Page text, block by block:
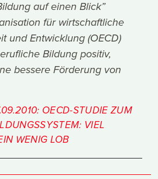
auf einen Blick”
für wirtschaftliche
und Entwicklung (OECD)
Bildung positiv,
bessere Förderung von
OECD-STUDIE ZUM
VIEL
WENIG LOB